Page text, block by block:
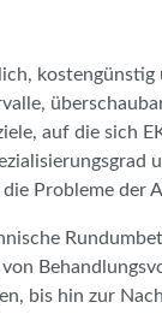
kostengünstig
auf die sich
Probleme der
bis hin zur